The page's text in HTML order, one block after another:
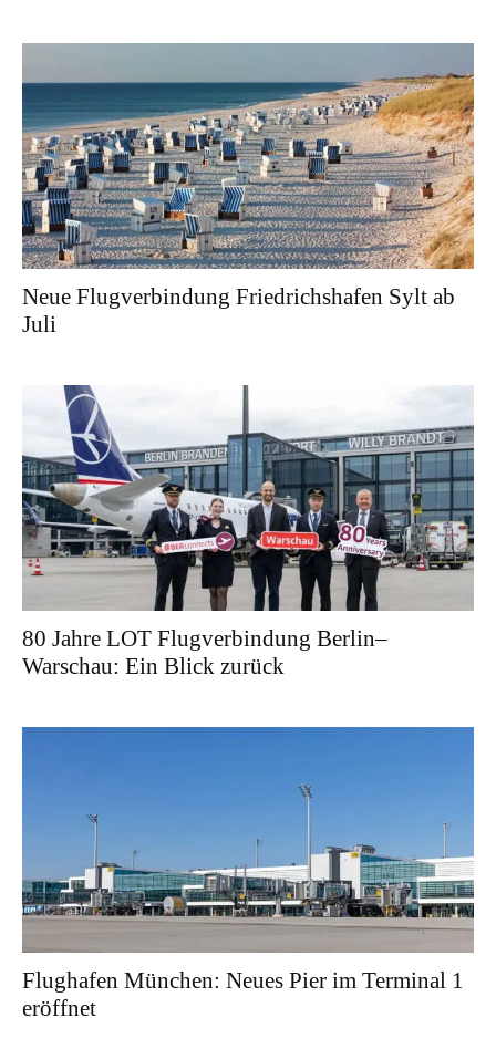
Neue Flugverbindung Friedrichshafen Sylt ab
Juli
80 Jahre LOT Flugverbindung Berlin–
Warschau: Ein Blick zurück
Flughafen München: Neues Pier im Terminal 1
eröffnet